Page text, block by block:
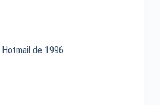
de 1996